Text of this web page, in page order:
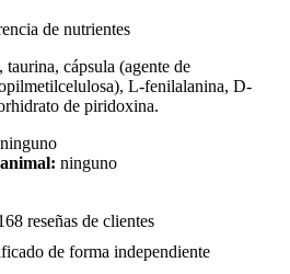
de nutrientes
cápsula (agente de
L-fenilalanina, D-
de piridoxina.
ninguno
ninguno
reseñas de clientes
de forma independiente